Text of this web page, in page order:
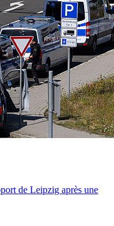
de Leipzig après une